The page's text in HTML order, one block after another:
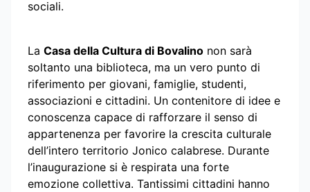
sociali.
La Casa della Cultura di Bovalino non sarà
soltanto una biblioteca, ma un vero punto di
riferimento per giovani, famiglie, studenti,
associazioni e cittadini. Un contenitore di idee e
conoscenza capace di rafforzare il senso di
appartenenza per favorire la crescita culturale
dell’intero territorio Jonico calabrese. Durante
l’inaugurazione si è respirata una forte
emozione collettiva. Tantissimi cittadini hanno